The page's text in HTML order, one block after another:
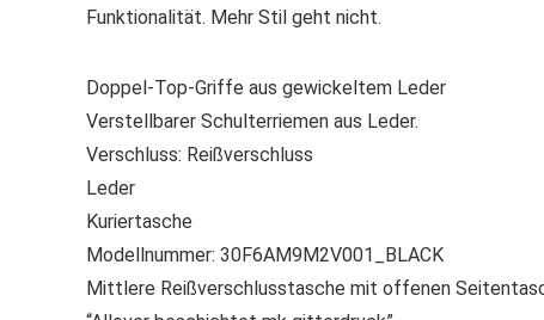
Funktionalität. Mehr Stil geht nicht.
Doppel-Top-Griffe aus gewickeltem Leder
Verstellbarer Schulterriemen aus Leder.
Verschluss: Reißverschluss
Leder
Kuriertasche
Modellnummer: 30F6AM9M2V001_BLACK
Mittlere Reißverschlusstasche mit offenen